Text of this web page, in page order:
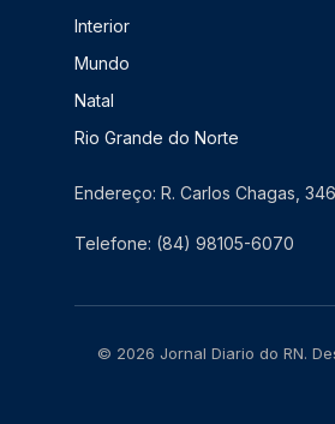
Interior
Mundo
Natal
Rio Grande do Norte
Endereço: R. Carlos Chagas,
Telefone: (84) 98105-6070
© 2026 Jornal Diario do RN.